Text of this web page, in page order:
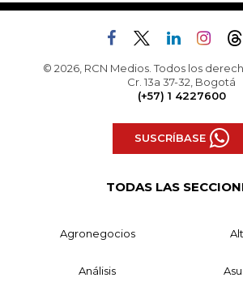
© 2026, RCN Medios. Todos los
Cr. 13a 37-32, Bogotá
(+57) 1 4227600
SUSCRÍBASE
TODAS LAS
Agronegocios
Análisis